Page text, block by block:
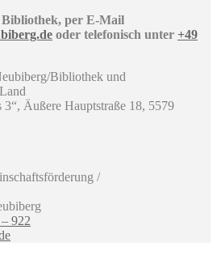
per E-Mail
oder telefonisch unter +49
Bibliothek und
3“, Äußere Hauptstraße 18, 5579
/
922